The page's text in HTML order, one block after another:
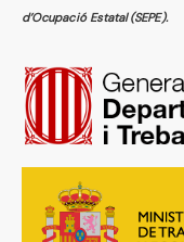
d’Ocupació Estatal (SEPE).